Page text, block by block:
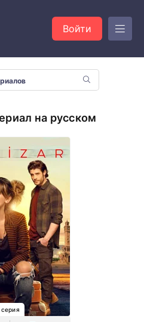
Войти
на русском